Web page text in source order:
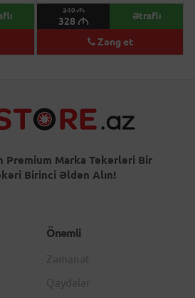
349M
328 M Ətraflı
Zəng et
Premium Marka Təkərləri Bir
Birinci Əldən Alın!
Önəmli